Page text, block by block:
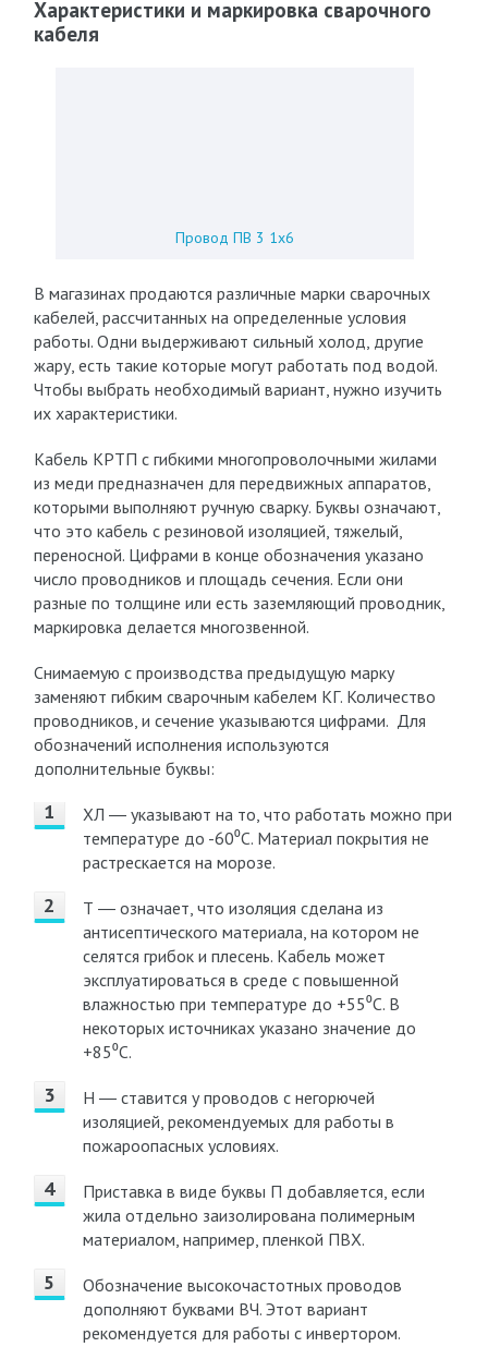
Характеристики и маркировка сварочного
кабеля
Провод ПВ 3 1х6
В магазинах продаются различные марки сварочных
кабелей, рассчитанных на определенные условия
работы. Одни выдерживают сильный холод, другие
жару, есть такие которые могут работать под водой.
Чтобы выбрать необходимый вариант, нужно изучить
их характеристики.
Кабель КРТП с гибкими многопроволочными жилами
из меди предназначен для передвижных аппаратов,
которыми выполняют ручную сварку. Буквы означают,
что это кабель с резиновой изоляцией, тяжелый,
переносной. Цифрами в конце обозначения указано
число проводников и площадь сечения. Если они
разные по толщине или есть заземляющий проводник,
маркировка делается многозвенной.
Снимаемую с производства предыдущую марку
заменяют гибким сварочным кабелем КГ. Количество
проводников, и сечение указываются цифрами. Для
обозначений исполнения используются
дополнительные буквы:
ХЛ ― указывают на то, что работать можно при
температуре до -60⁰C. Материал покрытия не
растрескается на морозе.
Т ― означает, что изоляция сделана из
антисептического материала, на котором не
селятся грибок и плесень. Кабель может
эксплуатироваться в среде с повышенной
влажностью при температуре до +55⁰C. В
некоторых источниках указано значение до
+85⁰C.
Н ― ставится у проводов с негорючей
изоляцией, рекомендуемых для работы в
пожароопасных условиях.
Приставка в виде буквы П добавляется, если
жила отдельно заизолирована полимерным
материалом, например, пленкой ПВХ.
Обозначение высокочастотных проводов
дополняют буквами ВЧ. Этот вариант
рекомендуется для работы с инвертором.